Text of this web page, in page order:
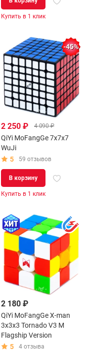
Купить в 1 клик
-45%
2 250 ₽ 4 090 ₽
QiYi MoFangGe 7x7x7
WuJi
5
59 отзывов
В корзину
Купить в 1 клик
2 180 ₽
QiYi MoFangGe X-man
3x3x3 Tornado V3 M
Flagship Version
5
4 отзыва